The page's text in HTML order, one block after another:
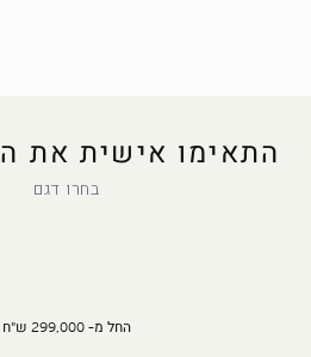
התאימו אישית את הNIO שלכם
בחרו דגם
החל מ- 299,000 ש"ח